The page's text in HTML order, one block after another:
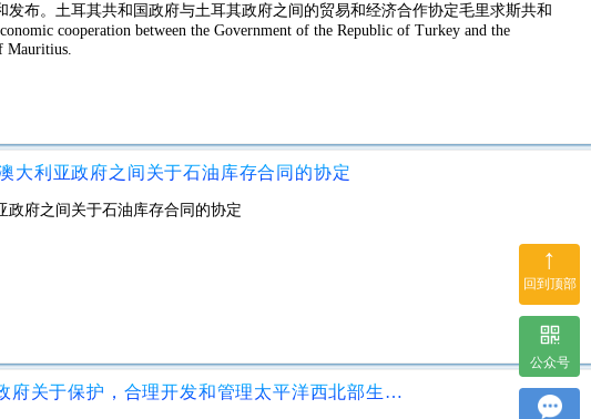
发布。土耳其共和国政府与土耳其政府之间的贸易和经济合作协定毛里求斯共和
cooperation between the Government of the Republic of Turkey and the
Mauritius.
大利亚政府之间关于石油库存合同的协定
政府之间关于石油库存合同的协定
日本政府和俄罗斯联邦政府关于保护，合理开发和管理太平洋西北部生物资源以及防止非法贩运生物资源的协定
↑
回到顶部
公众号